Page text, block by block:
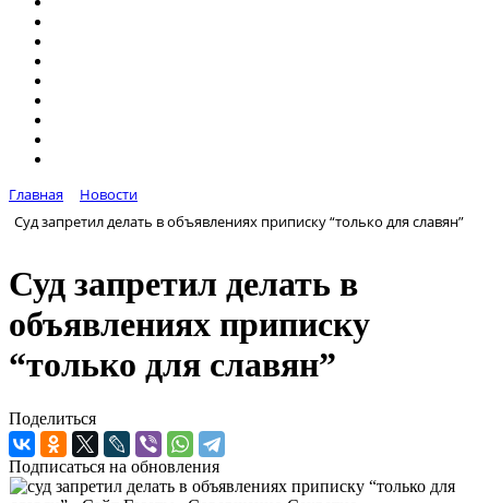
Главная
Новости
Суд запретил делать в объявлениях приписку “только для славян”
Суд запретил делать в
объявлениях приписку
“только для славян”
Поделиться
Подписаться на обновления